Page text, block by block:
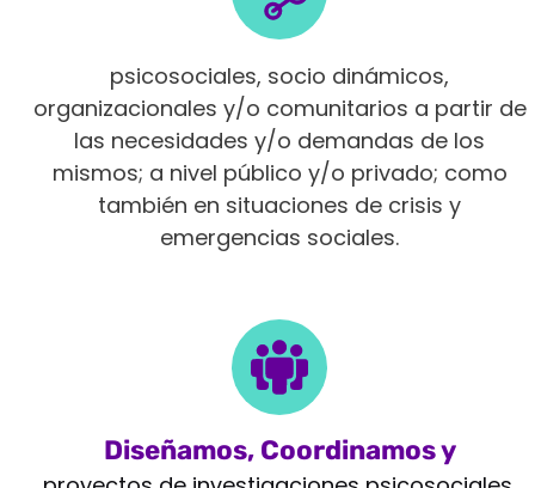
Intervenimos en diferentes ámbitos
psicosociales, socio dinámicos,
organizacionales y/o comunitarios a partir de
las necesidades y/o demandas de los
mismos; a nivel público y/o privado; como
también en situaciones de crisis y
emergencias sociales.
Diseñamos, Coordinamos y